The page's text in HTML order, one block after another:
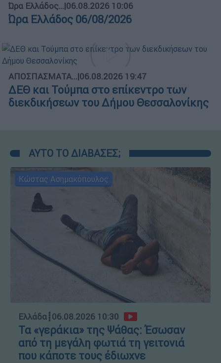
Ώρα Ελλάδος...|06.08.2026 10:06
Ώρα Ελλάδος 06/08/2026
ΑΠΟΣΠΑΣΜΑΤΑ...|06.08.2026 19:47
ΔΕΘ και Τούμπα στο επίκεντρο των
διεκδικήσεων του Δήμου Θεσσαλονίκης
ΑΥΤΟ ΤΟ ΔΙΑΒΑΣΕΣ;
Κώστας Ασημακόπουλος
Ελλάδα┋06.08.2026 10:30
Τα «γεράκια» της Ψάθας: Έσωσαν
από τη μεγάλη φωτιά τη γειτονιά
που κάποτε τους έδιωχνε